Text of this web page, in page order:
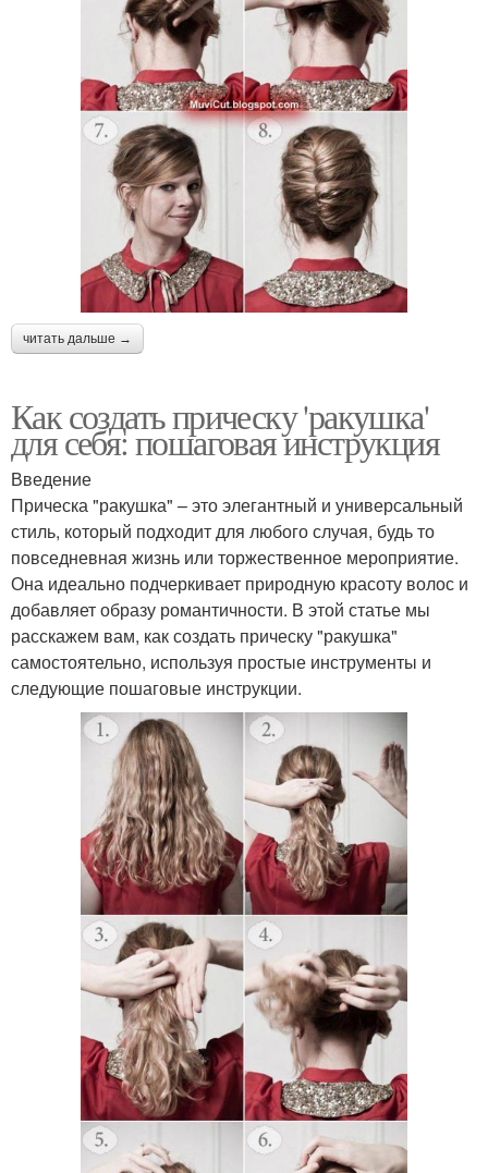
читать дальше →
Как создать прическу 'ракушка'
для себя: пошаговая инструкция
Введение
Прическа "ракушка" – это элегантный и универсальный
стиль, который подходит для любого случая, будь то
повседневная жизнь или торжественное мероприятие.
Она идеально подчеркивает природную красоту волос и
добавляет образу романтичности. В этой статье мы
расскажем вам, как создать прическу "ракушка"
самостоятельно, используя простые инструменты и
следующие пошаговые инструкции.